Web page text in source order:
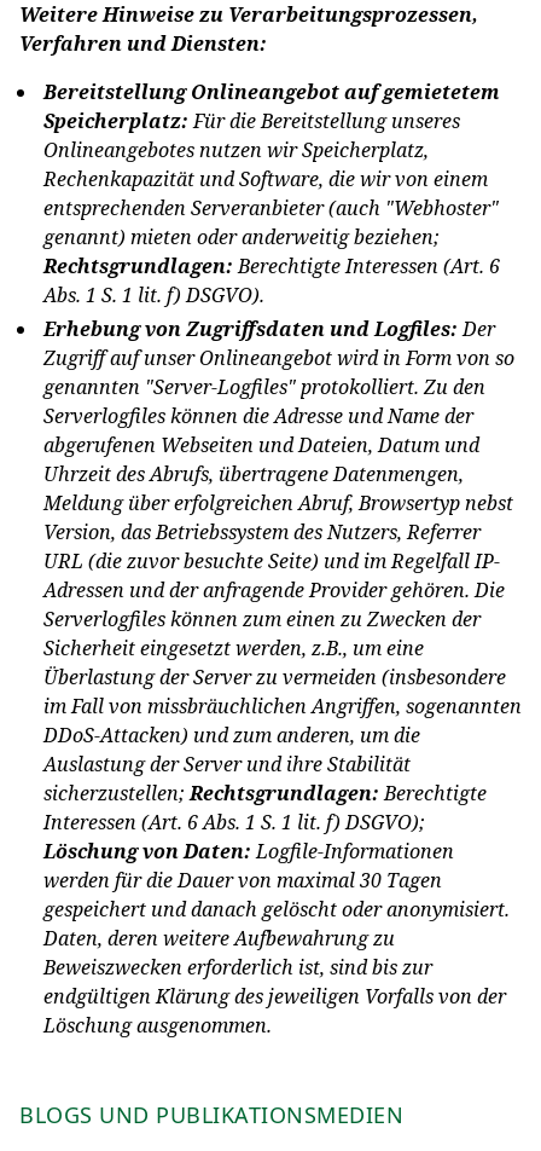
Weitere Hinweise zu Verarbeitungsprozessen,
Verfahren und Diensten:
Bereitstellung Onlineangebot auf gemietetem
Speicherplatz:Für die Bereitstellung unseres
Onlineangebotes nutzen wir Speicherplatz,
Rechenkapazität und Software, die wir von einem
entsprechenden Serveranbieter (auch "Webhoster"
genannt) mieten oder anderweitig beziehen;
Rechtsgrundlagen:Berechtigte Interessen (Art. 6
Abs. 1 S. 1 lit. f) DSGVO).
Erhebung von Zugriffsdaten und Logfiles:Der
Zugriff auf unser Onlineangebot wird in Form von so
genannten "Server-Logfiles" protokolliert. Zu den
Serverlogfiles können die Adresse und Name der
abgerufenen Webseiten und Dateien, Datum und
Uhrzeit des Abrufs, übertragene Datenmengen,
Meldung über erfolgreichen Abruf, Browsertyp nebst
Version, das Betriebssystem des Nutzers, Referrer
URL (die zuvor besuchte Seite) und im Regelfall IP-
Adressen und der anfragende Provider gehören. Die
Serverlogfiles können zum einen zu Zwecken der
Sicherheit eingesetzt werden, z.B., um eine
Überlastung der Server zu vermeiden (insbesondere
im Fall von missbräuchlichen Angriffen, sogenannten
DDoS-Attacken) und zum anderen, um die
Auslastung der Server und ihre Stabilität
sicherzustellen;Rechtsgrundlagen:Berechtigte
Interessen (Art. 6 Abs. 1 S. 1 lit. f) DSGVO);
Löschung von Daten:Logfile-Informationen
werden für die Dauer von maximal 30 Tagen
gespeichert und danach gelöscht oder anonymisiert.
Daten, deren weitere Aufbewahrung zu
Beweiszwecken erforderlich ist, sind bis zur
endgültigen Klärung des jeweiligen Vorfalls von der
Löschung ausgenommen.
BLOGS UND PUBLIKATIONSMEDIEN